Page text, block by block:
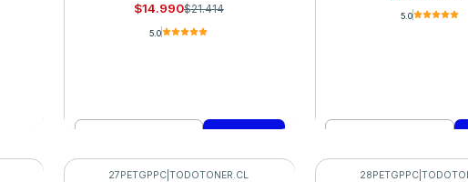
$14.990$21.414
5.0
Comprar ahora
5.0
Comprar ahora
27PETGPPC |TODOTONER.CL 28PETGPPC|